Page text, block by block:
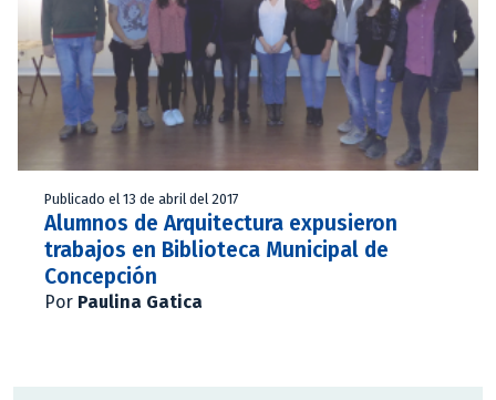
Publicado el 13 de abril del 2017
Alumnos de Arquitectura expusieron
trabajos en Biblioteca Municipal de
Concepción
Por Paulina Gatica